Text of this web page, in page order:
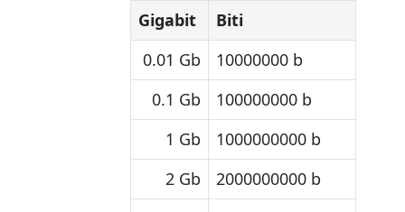
Gigabit
Biti
0.01 Gb
10000000 b
0.1 Gb
100000000 b
1 Gb
1000000000 b
2 Gb
2000000000 b